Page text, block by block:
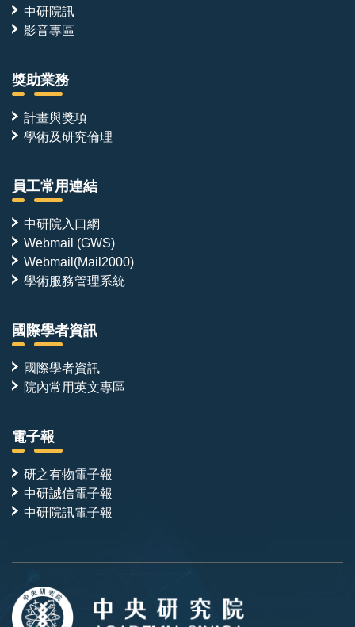
中研院訊
影音專區
獎助業務
計畫與獎項
學術及研究倫理
員工常用連結
中研院入口網
Webmail (GWS)
Webmail(Mail2000)
學術服務管理系統
國際學者資訊
國際學者資訊
院內常用英文專區
電子報
研之有物電子報
中研誠信電子報
中研院訊電子報